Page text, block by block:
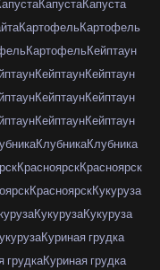
КапустаКапуста
КартофельКартофель
КартофельКейптаун
КейптаунКейптаун
КейптаунКейптаун
КейптаунКейптаун
КлубникаКлубника
КрасноярскКрасноярск
КрасноярскКукуруза
КукурузаКукуруза
Куриная грудка
грудкаКуриная грудка